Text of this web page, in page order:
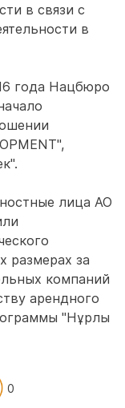
в связи с
в
года Нацбюро
лица АО
размерах за
компаний
арендного
"Нұрлы
0